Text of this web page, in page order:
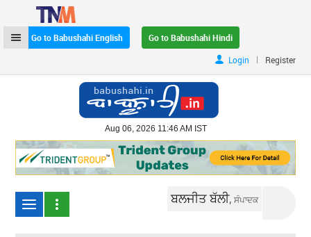
Go to Babushahi English
Go to Babushahi Hindi
Login
| Register
Aug 06, 2026 11:46 AM IST
ਬਲਜੀਤ ਬੱਲੀ,ਸੰਪਾਦਕ